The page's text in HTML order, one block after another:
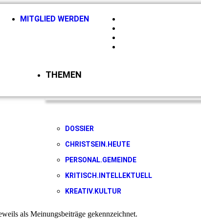
MITGLIED WERDEN
THEMEN
DOSSIER
CHRISTSEIN.HEUTE
PERSONAL.GEMEINDE
KRITISCH.INTELLEKTUELL
KREATIV.KULTUR
als Meinungsbeiträge gekennzeichnet.